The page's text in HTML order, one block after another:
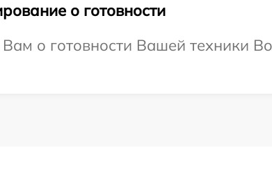
о готовности
о готовности Вашей техники